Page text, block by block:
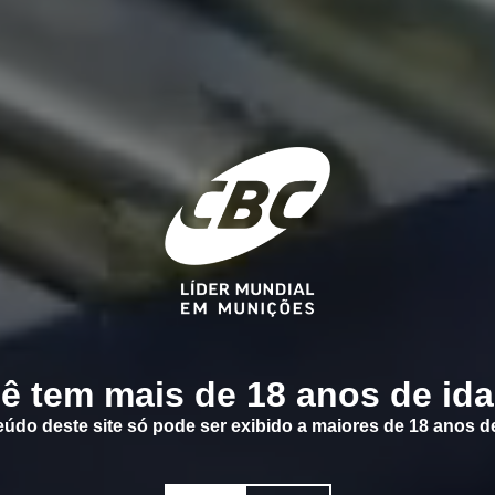
tem mais de 18 anos de
deste site só pode ser exibido a maiores de 18 anos